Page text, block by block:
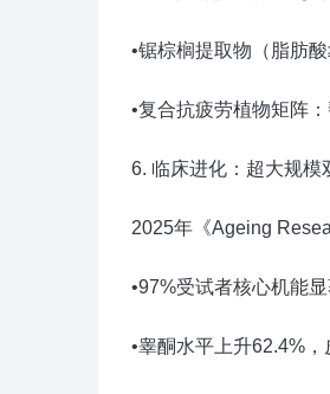
•锯棕榈提取物（脂肪
•复合抗疲劳植物矩阵
6. 临床进化：超大规模
2025年《Ageing
•97%受试者核心机能
•睾酮水平上升62.4%，